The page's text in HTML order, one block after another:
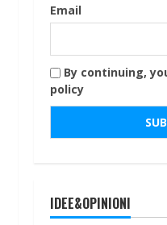
Email
By continuing,
policy
IDEE&OPINIONI